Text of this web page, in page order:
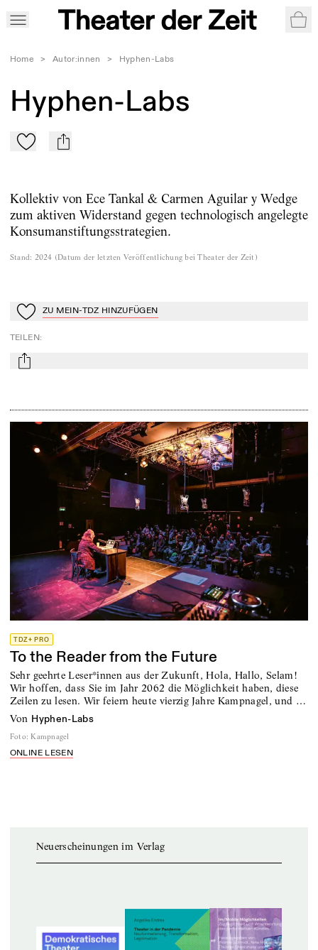
Home > Autor:innen > Hyphen-Labs
Hyphen-Labs
Zu Mein-TdZ hinzufügen
mail
Kollektiv von Ece Tankal & Carmen Aguilar y Wedge
zum aktiven Widerstand gegen technologisch angelegte
Konsumanstiftungsstrategien.
Stand: 2024 (Datum der letzten Veröffentlichung bei Theater der Zeit )
Zu Mein-TdZ hinzufügen
ZU MEIN-TDZ HINZUFÜGEN
TEILEN:
mail
TDZ+ PRO
To the Reader from the Future
Sehr geehrte Leser*innen aus der Zukunft, Hola, Hallo, Selam!
Wir hoffen, dass Sie im Jahr 2062 die Möglichkeit haben, diese
Zeilen zu lesen. Wir feiern heute vierzig Jahre Kampnagel, und …
von Hyphen-Labs
Foto: Kampnagel
ONLINE LESEN
Neuerscheinungen im Verlag